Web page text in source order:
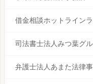
借金相談ホットライン
司法書士法人みつ葉グ
弁護士法人あまた法律